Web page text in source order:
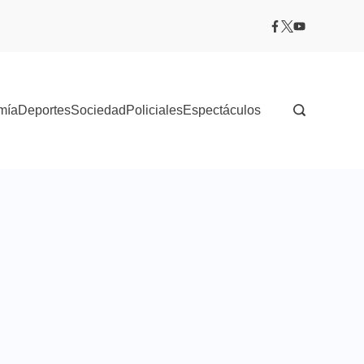
DeportesSociedad PolicialesEspectáculos